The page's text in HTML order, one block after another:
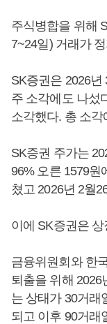
주식병합을 위해
7~24일) 거래가
SK증권은 2026
주 소각에도 나섰
소각했다. 총 소
SK증권 주가는
96% 오른 1579원
쳤고 2026년 2월
이에 SK증권은
금융위원회와 한
퇴출을 위해 2026
는 상태가 30거래
되고 이후 90거래